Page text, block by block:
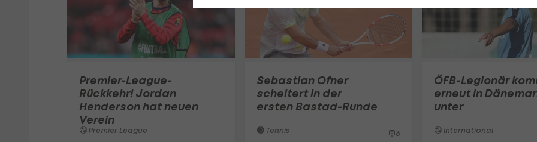
Premier-League-
Rückkehr! Jordan
Henderson hat neuen
Verein
Premier League
Sebastian Ofner
scheitert in der
ersten Bastad-Runde
Tennis 6
ÖFB-Legionär
erneut in
unter
International